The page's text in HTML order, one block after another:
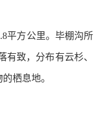
平方公里。毕棚沟所
有致，分布有云杉、
栖息地。